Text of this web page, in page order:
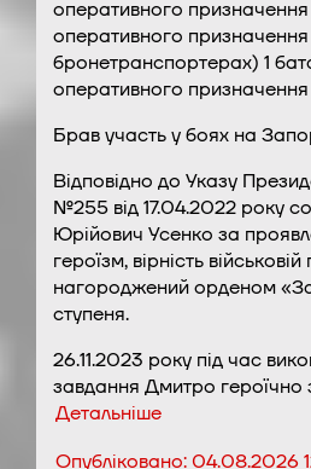
оперативного
оперативного
бронетранспортерах) 1
оперативного
Брав участь у боях на
Відповідно до Указу
№255 від 17.04.2022 року
Юрійович Усенко за
героїзм, вірність військовій
нагороджений орденом «За
ступеня.
26.11.2023 року під час
завдання Дмитро героїчно
Детальніше
Опубліковано:04.08.2026